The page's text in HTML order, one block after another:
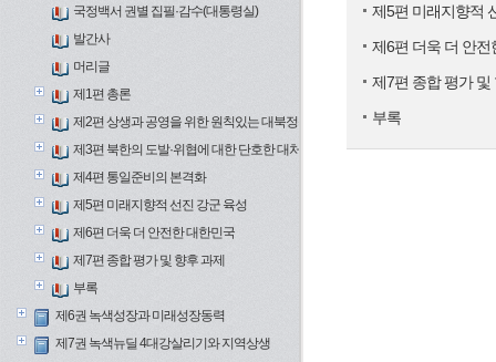
국정백서 권별 집필·감수(대통령실)
발간사
머리글
제1편 총론
제2편 상생과 공영을 위한 원칙있는 대북정책
제3편 북한의 도발·위협에 대한 단호한 대처
제4편 통일준비의 본격화
제5편 미래지향적 선진 강군 육성
제6편 더욱 더 안전한 대한민국
제7편 종합 평가 및 향후 과제
부록
제6권 녹색성장과 미래성장동력
제7권 녹색뉴딜 4대강살리기와 지역상생
제5편 미래지향적
제6편 더욱 더 안전
제7편 종합 평가 및
부록